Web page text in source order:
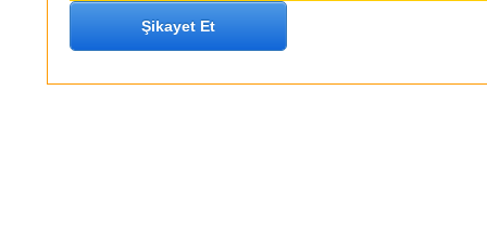
Şikayet Et